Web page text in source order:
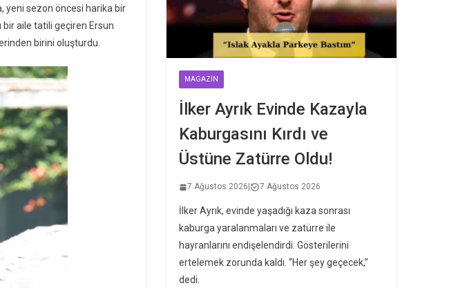
yeni sezon öncesi harika bir
bir aile tatili geçiren Ersun
birini oluşturdu.
MAGAZIN
İlker Ayrık Evinde Kazayla
Kaburgasını Kırdı ve
Üstüne Zatürre Oldu!
7 Ağustos 2026 7 Ağustos 2026
İlker Ayrık, evinde yaşadığı kaza sonrası
kaburga yaralanmaları ve zatürre ile
hayranlarını endişelendirdi. Gösterilerini
ertelemek zorunda kaldı. “Her şey geçecek,”
dedi.